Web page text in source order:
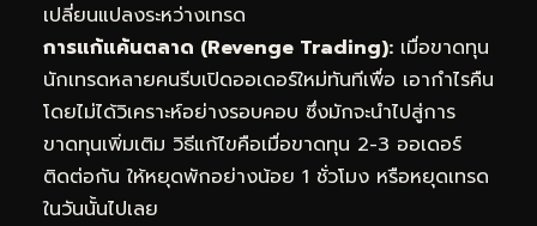
เปลี่ยนแปลงระหว่างเทรด
การแก้แค้นตลาด (Revenge Trading): เมื่อขาดทุน
นักเทรดหลายคนรีบเปิดออเดอร์ใหม่ทันทีเพื่อ เอากำไรคืน
โดยไม่ได้วิเคราะห์อย่างรอบคอบ ซึ่งมักจะนำไปสู่การ
ขาดทุนเพิ่มเติม วิธีแก้ไขคือเมื่อขาดทุน 2-3 ออเดอร์
ติดต่อกัน ให้หยุดพักอย่างน้อย 1 ชั่วโมง หรือหยุดเทรด
ในวันนั้นไปเลย